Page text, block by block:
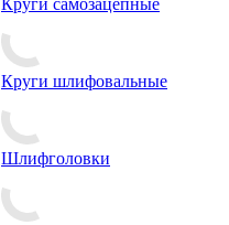
Круги самозацепные
Круги шлифовальные
Шлифголовки